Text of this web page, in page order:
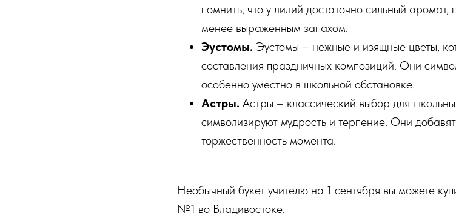
помнить, что у лилий достаточно сильный аромат,
менее выраженным запахом.
Эустомы. Эустомы – нежные и изящные цветы,
составления праздничных композиций. Они
особенно уместно в школьной обстановке.
Астры. Астры – классический выбор для
символизируют мудрость и терпение. Они
торжественность момента.
Необычный букет учителю на 1 сентября вы можете
№1 во Владивостоке.